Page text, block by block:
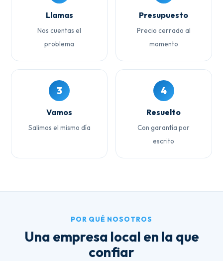
Llamas
Nos cuentas el
problema
Presupuesto
Precio cerrado al
momento
3
Vamos
Salimos el mismo día
4
Resuelto
Con garantía por
escrito
POR QUÉ NOSOTROS
Una empresa local en la que
confiar